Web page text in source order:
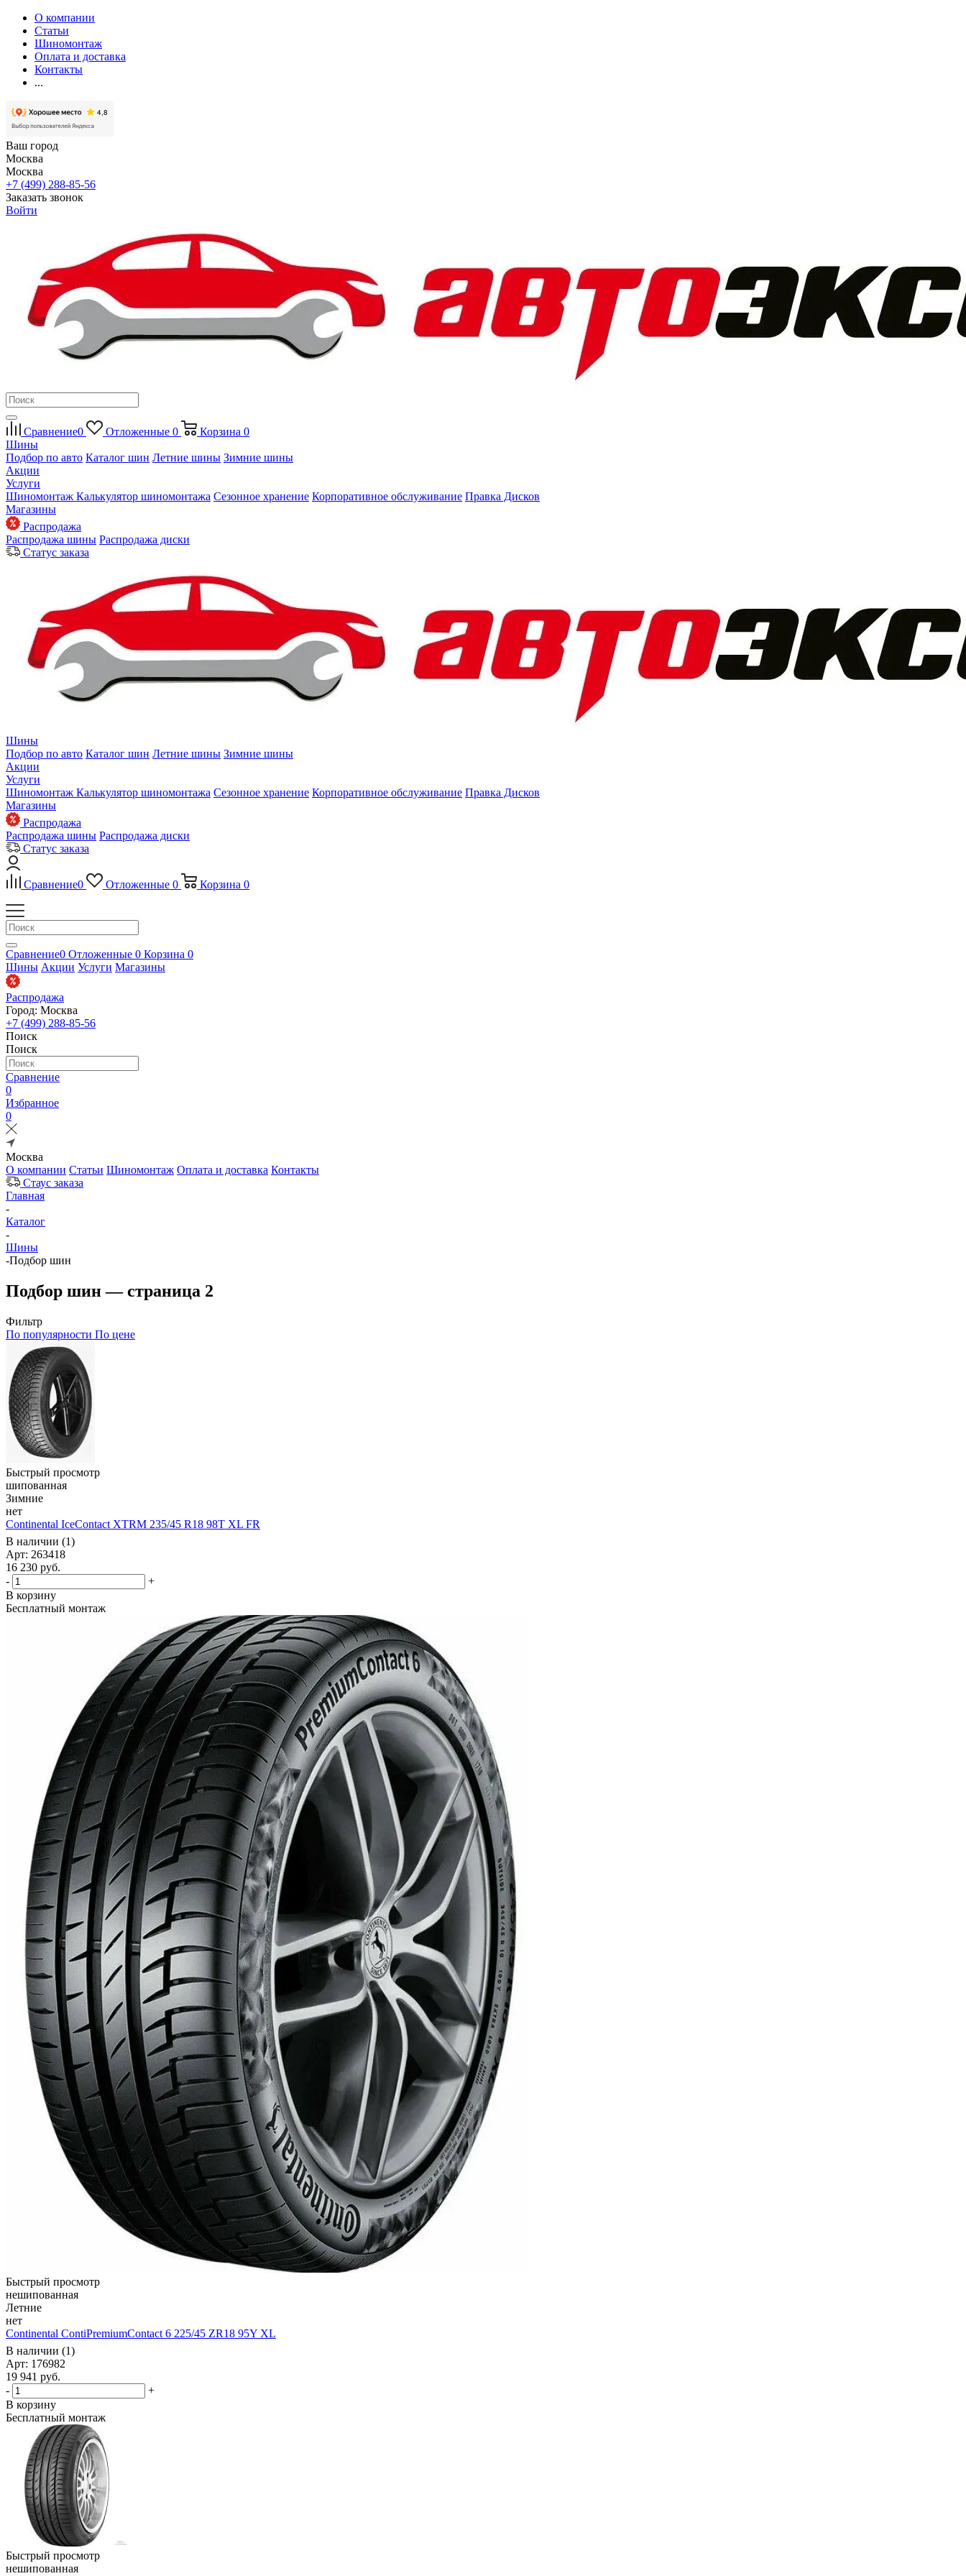
О компании
Статьи
Шиномонтаж
Оплата и доставка
Контакты
...
Ваш город
Москва
Москва
+7 (499) 288-85-56
Заказать звонок
Войти
Сравнение0 Отложенные 0 Корзина 0
Шины
Подбор по авто Каталог шин Летние шины Зимние шины
Акции
Услуги
Шиномонтаж Калькулятор шиномонтажа Сезонное хранение Корпоративное обслуживание Правка Дисков
Магазины
Распродажа
Распродажа шины Распродажа диски
Статус заказа
Шины
Подбор по авто Каталог шин Летние шины Зимние шины
Акции
Услуги
Шиномонтаж Калькулятор шиномонтажа Сезонное хранение Корпоративное обслуживание Правка Дисков
Магазины
Распродажа
Распродажа шины Распродажа диски
Статус заказа
Сравнение0 Отложенные 0 Корзина 0
Сравнение0 Отложенные 0 Корзина 0
Шины Акции Услуги Магазины
Распродажа
Город: Москва
+7 (499) 288-85-56
Поиск
Поиск
Сравнение
0
Избранное
0
Москва
О компании Статьи Шиномонтаж Оплата и доставка Контакты
Стаус заказа
Главная
-
Каталог
-
Шины
-Подбор шин
Подбор шин — страница 2
Фильтр
По популярности По цене
Быстрый просмотр
шипованная
Зимние
нет
Continental IceContact XTRM 235/45 R18 98T XL FR
В наличии (1)
Арт: 263418
16 230 руб.
-
+
В корзину
Бесплатный монтаж
Быстрый просмотр
нешипованная
Летние
нет
Continental ContiPremiumContact 6 225/45 ZR18 95Y XL
В наличии (1)
Арт: 176982
19 941 руб.
-
+
В корзину
Бесплатный монтаж
Быстрый просмотр
нешипованная